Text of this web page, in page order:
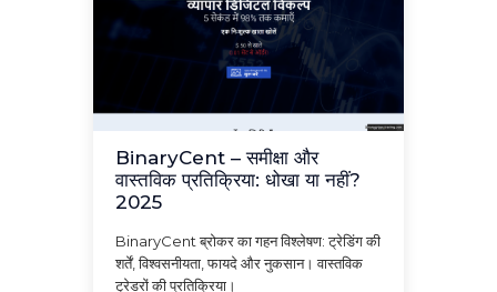
BinaryCent – समीक्षा और
वास्तविक प्रतिक्रिया: धोखा या नहीं?
2025
BinaryCent ब्रोकर का गहन विश्लेषण: ट्रेडिंग की
शर्तें, विश्वसनीयता, फायदे और नुकसान। वास्तविक
ट्रेडरों की प्रतिक्रिया।